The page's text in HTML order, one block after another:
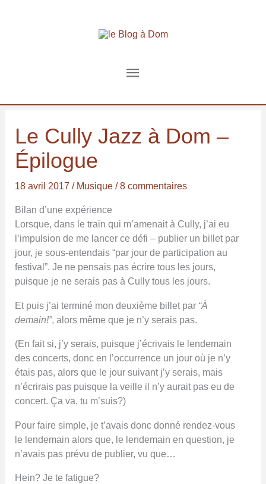
Menu
principal
Le Cully Jazz à Dom –
Épilogue
18 avril 2017/ Musique /8 commentaires
Bilan d’une expérience
Lorsque, dans le train qui m’amenait à Cully, j’ai eu
l’impulsion de me lancer ce défi – publier un billet par
jour, je sous-entendais “par jour de participation au
festival”. Je ne pensais pas écrire tous les jours,
puisque je ne serais pas à Cully tous les jours.
Et puis j’ai terminé mon deuxième billet par “À
demain!”, alors même que je n’y serais pas.
(En fait si, j’y serais, puisque j’écrivais le lendemain
des concerts, donc en l’occurrence un jour où je n’y
étais pas, alors que le jour suivant j’y serais, mais
n’écrirais pas puisque la veille il n’y aurait pas eu de
concert. Ça va, tu m’suis?)
Pour faire simple, je t’avais donc donné rendez-vous
le lendemain alors que, le lendemain en question, je
n’avais pas prévu de publier, vu que…
Hein? Je te fatigue?